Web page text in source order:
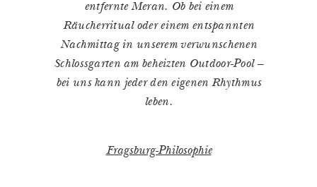
entfernte Meran. Ob bei einem
Räucherritual oder einem entspannten
Nachmittag in unserem verwunschenen
Schlossgarten am beheizten Outdoor-Pool –
bei uns kann jeder den eigenen Rhythmus
leben.
Fragsburg-Philosophie